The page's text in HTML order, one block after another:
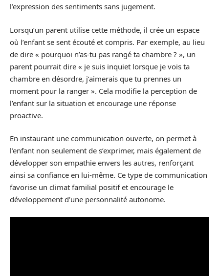
l’expression des sentiments sans jugement.
Lorsqu’un parent utilise cette méthode, il crée un espace
où l’enfant se sent écouté et compris. Par exemple, au lieu
de dire « pourquoi n’as-tu pas rangé ta chambre ? », un
parent pourrait dire « je suis inquiet lorsque je vois ta
chambre en désordre, j’aimerais que tu prennes un
moment pour la ranger ». Cela modifie la perception de
l’enfant sur la situation et encourage une réponse
proactive.
En instaurant une communication ouverte, on permet à
l’enfant non seulement de s’exprimer, mais également de
développer son empathie envers les autres, renforçant
ainsi sa confiance en lui-même. Ce type de communication
favorise un climat familial positif et encourage le
développement d’une personnalité autonome.